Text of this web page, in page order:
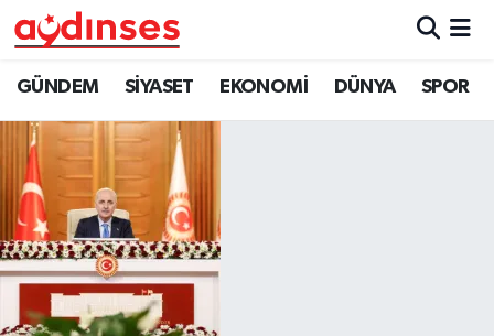
GÜNDEM SİYASET EKONOMİ DÜNYA SPOR
GÜNDEM
SİYASET
EKONOMİ
DÜNYA
SPOR
Nöbetçi Eczaneler
Hava Durumu
Aydin Namaz Vakitleri
Trafik Durumu
Süper Lig Puan Durumu ve Fikstür